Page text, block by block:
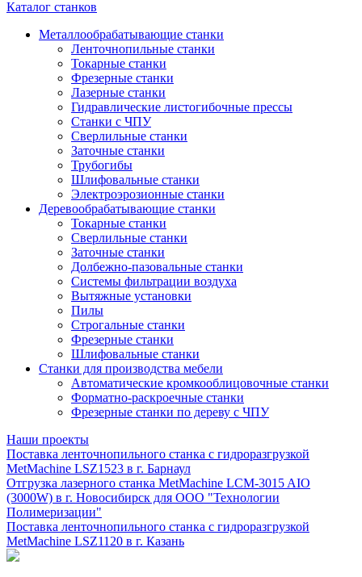
Каталог станков
Металлообрабатывающие станки
Ленточнопильные станки
Токарные станки
Фрезерные станки
Лазерные станки
Гидравлические листогибочные прессы
Станки с ЧПУ
Сверлильные станки
Заточные станки
Трубогибы
Шлифовальные станки
Электроэрозионные станки
Деревообрабатывающие станки
Токарные станки
Сверлильные станки
Заточные станки
Долбежно-пазовальные станки
Системы фильтрации воздуха
Вытяжные установки
Пилы
Строгальные станки
Фрезерные станки
Шлифовальные станки
Станки для производства мебели
Автоматические кромкооблицовочные станки
Форматно-раскроечные станки
Фрезерные станки по дереву с ЧПУ
Наши проекты
Поставка ленточнопильного станка c гидроразгрузкой
MetMachine LSZ1523 в г. Барнаул
Отгрузка лазерного станка MetMachine LCM-3015 AIO
(3000W) в г. Новосибирск для ООО "Технологии
Полимеризации"
Поставка ленточнопильного станка c гидроразгрузкой
MetMachine LSZ1120 в г. Казань